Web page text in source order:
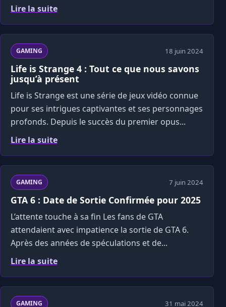
Lire la suite
GAMING 18 juin 2024
Life is Strange 4 : Tout ce que nous savons
jusqu’à présent
Life is Strange est une série de jeux vidéo connue
pour ses intrigues captivantes et ses personnages
profonds. Depuis le succès du premier opus...
Lire la suite
GAMING 7 juin 2024
GTA 6 : Date de Sortie Confirmée pour 2025
L’attente touche à sa fin Les fans de GTA
attendaient avec impatience la sortie de GTA 6.
Après des années de spéculations et de...
Lire la suite
GAMING 31 mai 2024